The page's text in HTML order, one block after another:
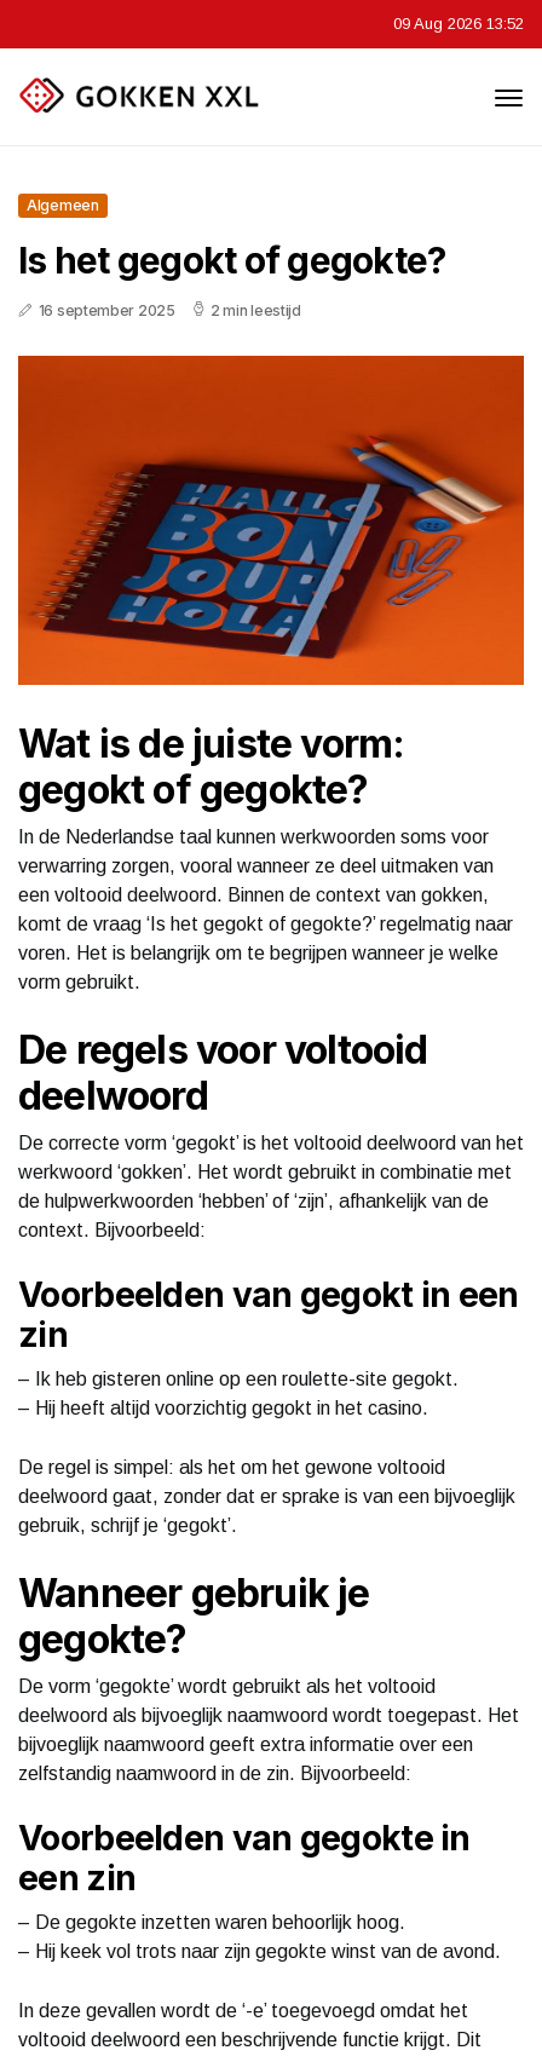
09 Aug 2026 13:52
Algemeen
Is het gegokt of gegokte?
16 september 2025 2 min leestijd
Wat is de juiste vorm:
gegokt of gegokte?
In de Nederlandse taal kunnen werkwoorden soms voor
verwarring zorgen, vooral wanneer ze deel uitmaken van
een voltooid deelwoord. Binnen de context van gokken,
komt de vraag ‘Is het gegokt of gegokte?’ regelmatig naar
voren. Het is belangrijk om te begrijpen wanneer je welke
vorm gebruikt.
De regels voor voltooid
deelwoord
De correcte vorm ‘gegokt’ is het voltooid deelwoord van het
werkwoord ‘gokken’. Het wordt gebruikt in combinatie met
de hulpwerkwoorden ‘hebben’ of ‘zijn’, afhankelijk van de
context. Bijvoorbeeld:
Voorbeelden van gegokt in een
zin
– Ik heb gisteren online op een roulette-site gegokt.
– Hij heeft altijd voorzichtig gegokt in het casino.
De regel is simpel: als het om het gewone voltooid
deelwoord gaat, zonder dat er sprake is van een bijvoeglijk
gebruik, schrijf je ‘gegokt’.
Wanneer gebruik je
gegokte?
De vorm ‘gegokte’ wordt gebruikt als het voltooid
deelwoord als bijvoeglijk naamwoord wordt toegepast. Het
bijvoeglijk naamwoord geeft extra informatie over een
zelfstandig naamwoord in de zin. Bijvoorbeeld:
Voorbeelden van gegokte in
een zin
– De gegokte inzetten waren behoorlijk hoog.
– Hij keek vol trots naar zijn gegokte winst van de avond.
In deze gevallen wordt de ‘-e’ toegevoegd omdat het
voltooid deelwoord een beschrijvende functie krijgt. Dit